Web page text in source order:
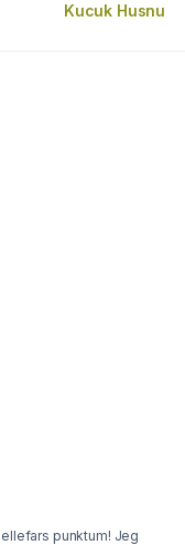
Kucuk Husnu
punktum! Jeg